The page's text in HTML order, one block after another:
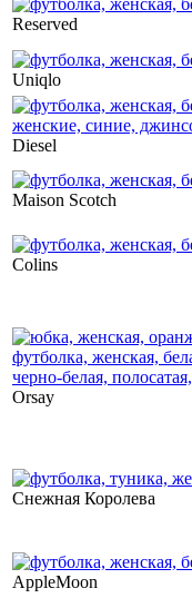
Reserved
Uniqlo
Diesel
Maison Scotch
Colins
Orsay
Снежная Королева
AppleMoon